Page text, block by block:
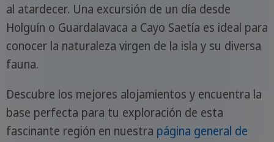
al atardecer. Una excursión de un día desde
Holguín o Guardalavaca a Cayo Saetía es ideal para
conocer la naturaleza virgen de la isla y su diversa
fauna.
Descubre los mejores alojamientos y encuentra la
base perfecta para tu exploración de esta
fascinante región en nuestra página general de